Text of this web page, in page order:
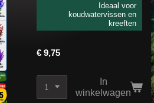
Ideaal voor
koudwatervissen en
kreeften
€ 9,75
In
winkelwagen